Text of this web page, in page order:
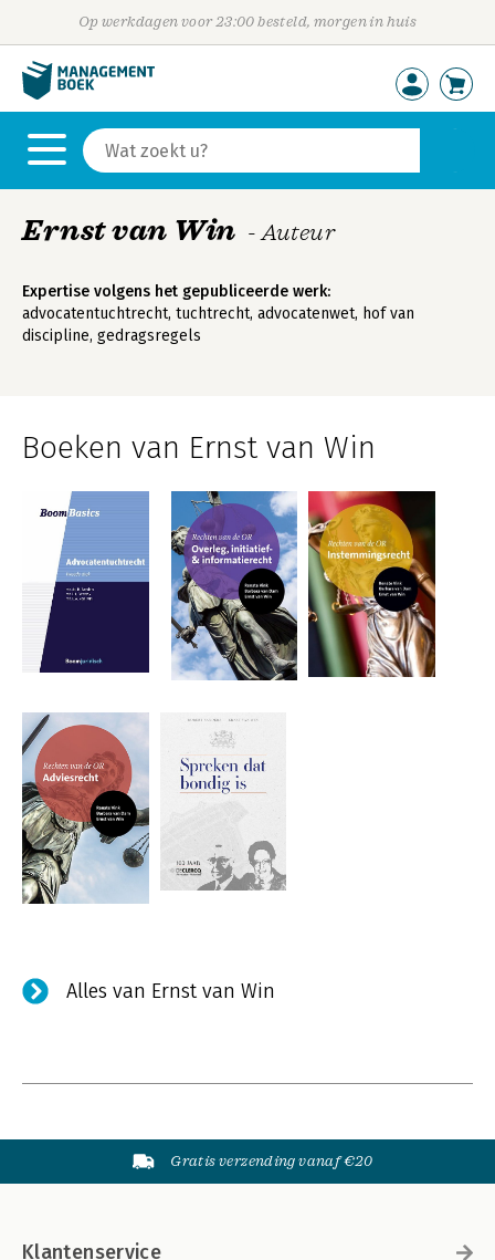
Op werkdagen voor 23:00 besteld, morgen in huis
Ernst van Win - Auteur
Expertise volgens het gepubliceerde werk:
advocatentuchtrecht, tuchtrecht, advocatenwet, hof van
discipline, gedragsregels
Boeken van Ernst van Win
Alles van Ernst van Win
Gratis verzending vanaf €20
Klantenservice